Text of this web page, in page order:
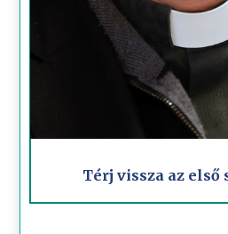
Térj vissza az első